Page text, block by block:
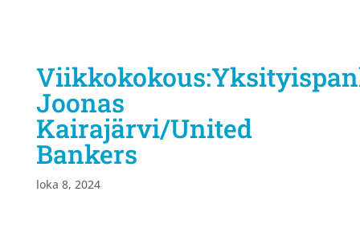
Joonas
Kairajärvi/United
Bankers
loka 8, 2024